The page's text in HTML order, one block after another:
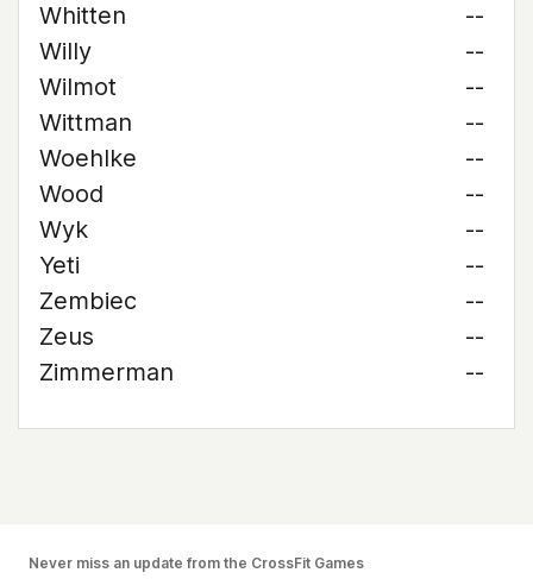
Whitten
--
Willy
--
Wilmot
--
Wittman
--
Woehlke
--
Wood
--
Wyk
--
Yeti
--
Zembiec
--
Zeus
--
Zimmerman
--
Never miss an update from the CrossFit Games